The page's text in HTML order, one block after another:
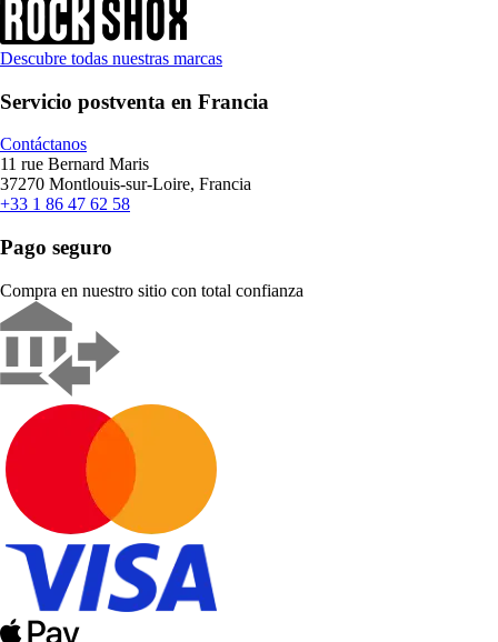
Descubre todas nuestras marcas
Servicio postventa en Francia
Contáctanos
11 rue Bernard Maris
37270 Montlouis-sur-Loire, Francia
+33 1 86 47 62 58
Pago seguro
Compra en nuestro sitio con total confianza